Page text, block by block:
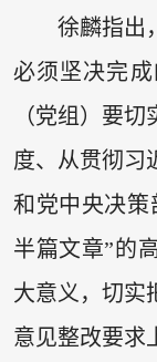
徐麟指出
必须坚决完
（党组）要
度、从贯彻习
和党中央决策
半篇文章”的
大意义，切实
意见整改要求